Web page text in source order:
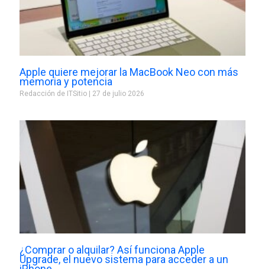
Apple quiere mejorar la MacBook Neo con más
memoria y potencia
Redacción de ITSitio 27 de julio 2026
¿Comprar o alquilar? Así funciona Apple
Upgrade, el nuevo sistema para acceder a un